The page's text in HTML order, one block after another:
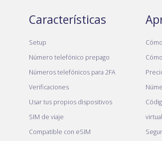
Características
Setup
Número telefónico prepago
Números telefónicos para 2FA
Verificaciones
Usar tus propios dispositivos
SIM de viaje
Compatible con eSIM
virtual